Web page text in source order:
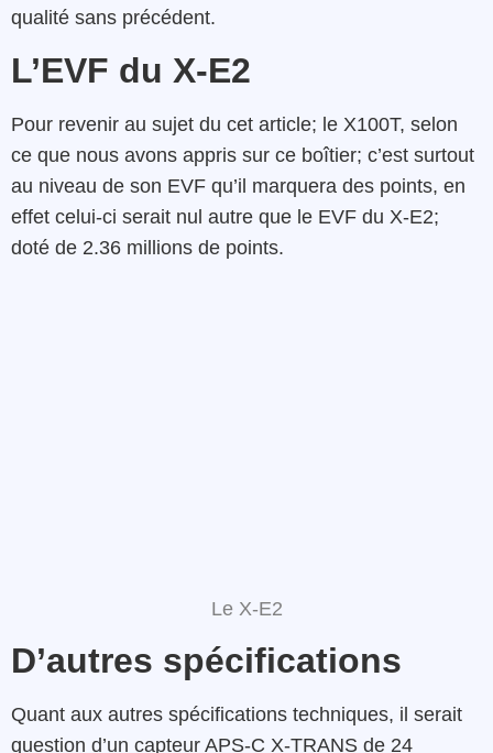
qualité sans précédent.
L’EVF du X-E2
Pour revenir au sujet du cet article; le X100T, selon
ce que nous avons appris sur ce boîtier; c’est surtout
au niveau de son EVF qu’il marquera des points, en
effet celui-ci serait nul autre que le EVF du X-E2;
doté de 2.36 millions de points.
Le X-E2
D’autres spécifications
Quant aux autres spécifications techniques, il serait
question d’un capteur APS-C X-TRANS de 24